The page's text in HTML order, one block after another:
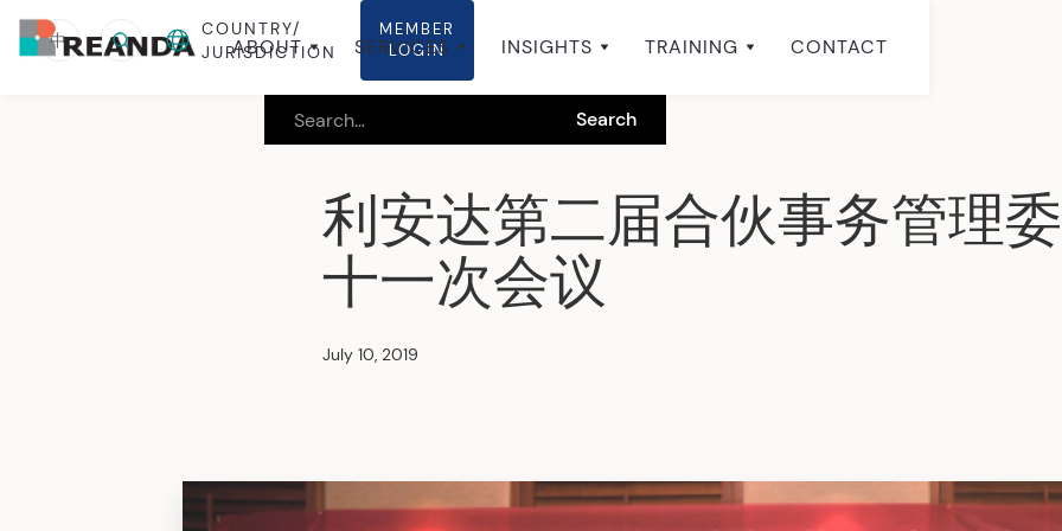
ABOUT SERVICES INSIGHTS TRAINING CONTACT
中
COUNTRY/
JURISDICTION
MEMBER
LOGIN
利安达第二届合伙事务管理
十一次会议
July 10, 2019